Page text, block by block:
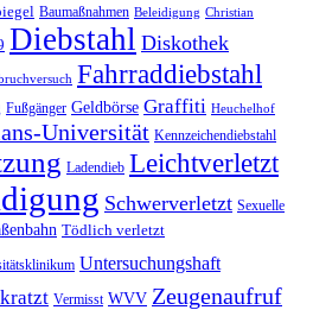
Baumaßnahmen Beleidigung Christian
Diebstahl Diskothek
Fahrraddiebstahl
Fußgänger Geldbörse Graffiti Heuchelhof
Universität Kennzeichendiebstahl
Ladendieb Leichtverletzt
Schwerverletzt Sexuelle
Tödlich verletzt
Untersuchungshaft
Vermisst WVV Zeugenaufruf